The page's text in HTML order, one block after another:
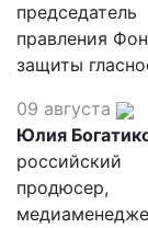
председатель
правления
защиты
09 августа
Юлия
российский
продюсер,